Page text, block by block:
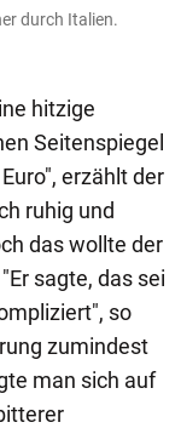
durch Italien.
hitzige
Seitenspiegel
erzählt der
ruhig und
das wollte der
sagte, das sei
so
zumindest
man sich auf